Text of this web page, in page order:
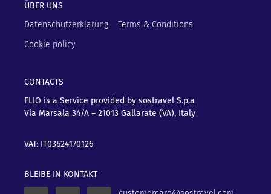
ÜBER UNS
Datenschutzerklärung
Terms & Conditions
Cookie policy
CONTACTS
FLIO is a Service provided by sostravel S.p.a
Via Marsala 34/A – 21013 Gallarate (VA), Italy
VAT: IT03624170126
BLEIBE IN KONTAKT